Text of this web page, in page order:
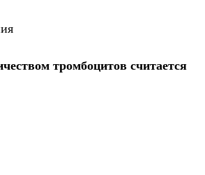
тромбоцитов считается